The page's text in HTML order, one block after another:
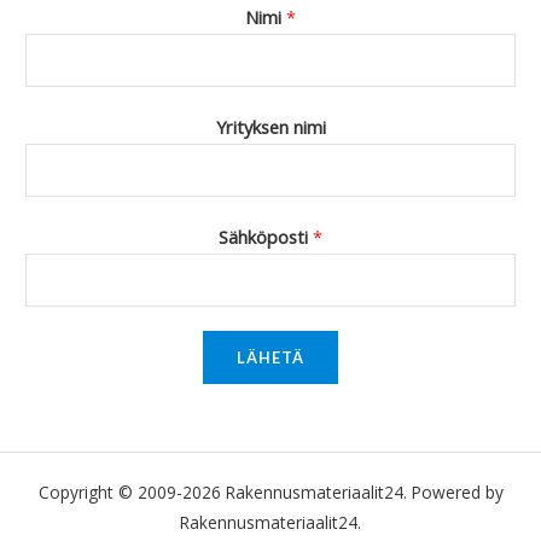
Nimi *
Yrityksen nimi
Sähköposti *
LÄHETÄ
Copyright © 2009-2026 Rakennusmateriaalit24. Powered by
Rakennusmateriaalit24.